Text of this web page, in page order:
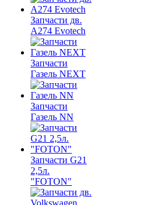
Запчасти дв.
A274 Evotech
Запчасти
Газель NEXT
Запчасти
Газель NN
Запчасти G21
2,5л.
"FOTON"